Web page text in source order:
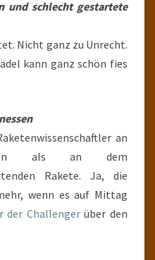
und schlecht gestartete
Nicht ganz zu Unrecht.
kann ganz schön fies
an
als an dem
Rakete. Ja, die
wenn es auf Mittag
der Challengerüber den